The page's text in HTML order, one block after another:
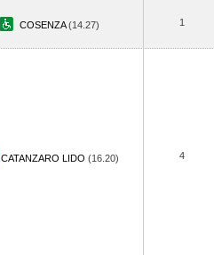
COSENZA(14.27) 1
CATANZARO LIDO (16.20) 4